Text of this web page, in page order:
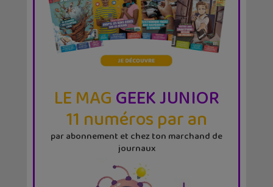
LE MAGGEEK JUNIOR
11 numéros par an
par abonnement et chez ton marchand de
journaux